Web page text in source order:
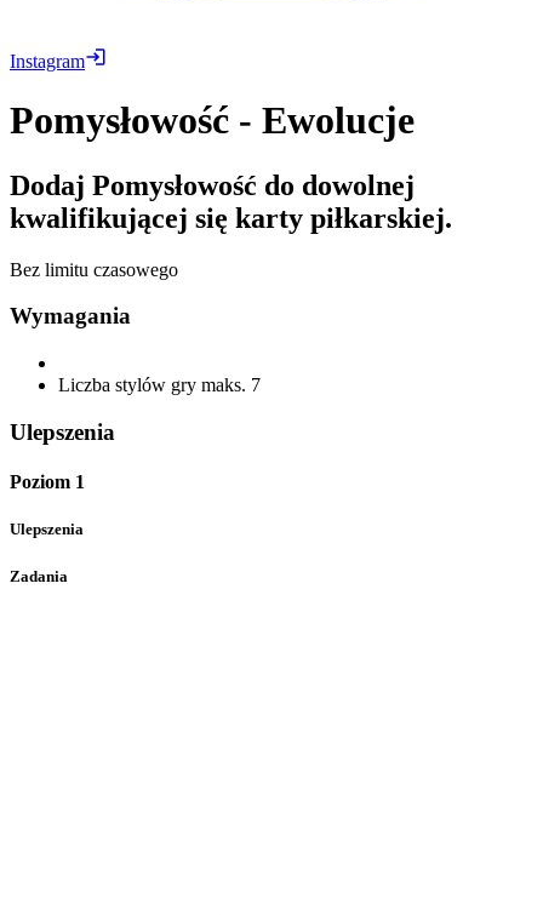
Instagram
Pomysłowość - Ewolucje
Dodaj Pomysłowość do dowolnej
kwalifikującej się karty piłkarskiej.
Bez limitu czasowego
Wymagania
Liczba stylów gry maks. 7
Ulepszenia
Poziom 1
Ulepszenia
Zadania